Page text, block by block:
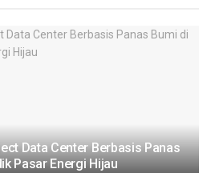
Data Center Berbasis Panas
Pasar Energi Hijau